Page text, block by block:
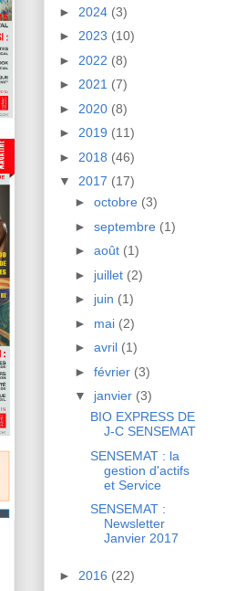
► 2024 (3)
► 2023 (10)
► 2022 (8)
► 2021 (7)
► 2020 (8)
► 2019 (11)
► 2018 (46)
▼ 2017 (17)
► octobre (3)
► septembre (1)
► août (1)
► juillet (2)
► juin (1)
► mai (2)
► avril (1)
► février (3)
▼ janvier (3)
BIO EXPRESS DE
J-C SENSEMAT
SENSEMAT : la
gestion d'actifs
et Service
SENSEMAT :
Newsletter
Janvier 2017
► 2016 (22)